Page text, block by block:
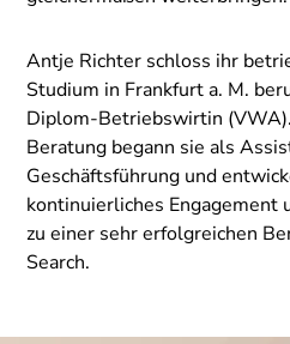
Antje Richter schloss ihr
Studium in Frankfurt a. M.
Diplom-Betriebswirtin
Beratung begann sie als
Geschäftsführung und
kontinuierliches Engagement
zu einer sehr erfolgreichen
Search.